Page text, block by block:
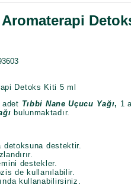
Detoks Kiti 5 ml
Tıbbi Nane Uçucu Yağı, 1
bulunmaktadır.
detoksuna destektir.
destekler.
de kullanılabilir.
kullanabilirsiniz.